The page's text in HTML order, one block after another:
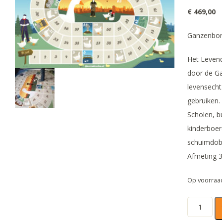
€ 469,00
Het
door de
Scholen,
Afmeting
Op
Levend